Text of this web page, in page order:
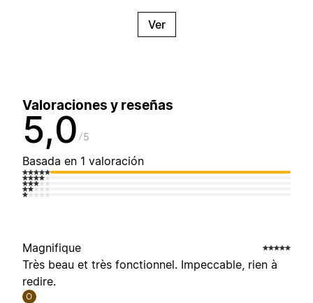
Ver
Valoraciones y reseñas
5,0 5
Basada en 1 valoración
Magnifique
Très beau et très fonctionnel. Impeccable, rien à
redire.
O